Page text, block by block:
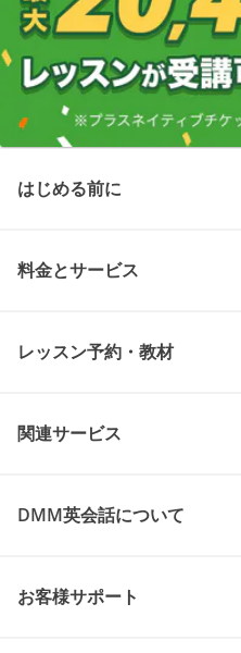
はじめる前に
料金とサービス
レッスン予約・教材
関連サービス
DMM英会話について
お客様サポート